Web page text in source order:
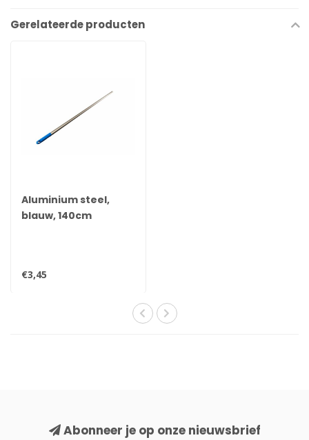
Gerelateerde producten
Aluminium steel,
blauw, 140cm
€3,45
Abonneer je op onze nieuwsbrief